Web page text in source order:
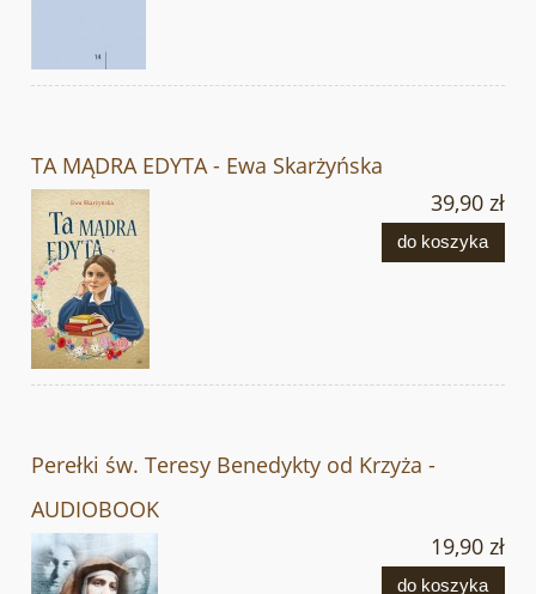
TA MĄDRA EDYTA - Ewa Skarżyńska
39,90 zł
do koszyka
Perełki św. Teresy Benedykty od Krzyża -
AUDIOBOOK
19,90 zł
do koszyka